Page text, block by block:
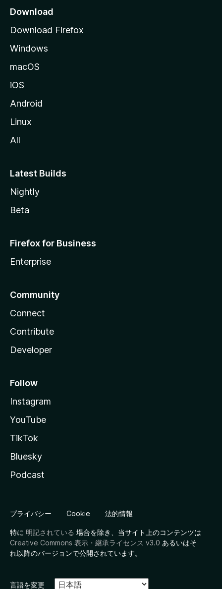
Download
Download Firefox
Windows
macOS
iOS
Android
Linux
All
Latest Builds
Nightly
Beta
Firefox for Business
Enterprise
Community
Connect
Contribute
Developer
Follow
Instagram
YouTube
TikTok
Bluesky
Podcast
プライバシー Cookie 法的情報
特に 明記されている 場合を除き、当サイト上のコンテンツは
Creative Commons 表示・継承ライセンス v3.0 あるいはそ
れ以降のバージョンで公開されています。
言語を変更